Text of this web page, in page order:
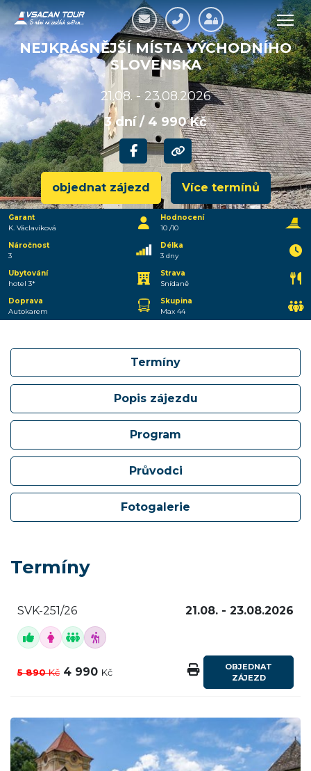
NEJKRÁSNĚJŠÍ MÍSTA VÝCHODNÍHO
SLOVENSKA
21.08. - 23.08.2026
3 dní / 4 990 Kč
objednat zájezd Více termínů
Garant
K. Václavíková
Hodnocení
10 /10
Náročnost
3
Délka
3 dny
Ubytování
hotel 3*
Strava
Snídaně
Doprava
Autokarem
Skupina
Max 44
Termíny
Popis zájezdu
Program
Průvodci
Fotogalerie
Termíny
SVK-251/26 21.08. - 23.08.2026
5 890Kč 4 990 Kč
OBJEDNAT
ZÁJEZD